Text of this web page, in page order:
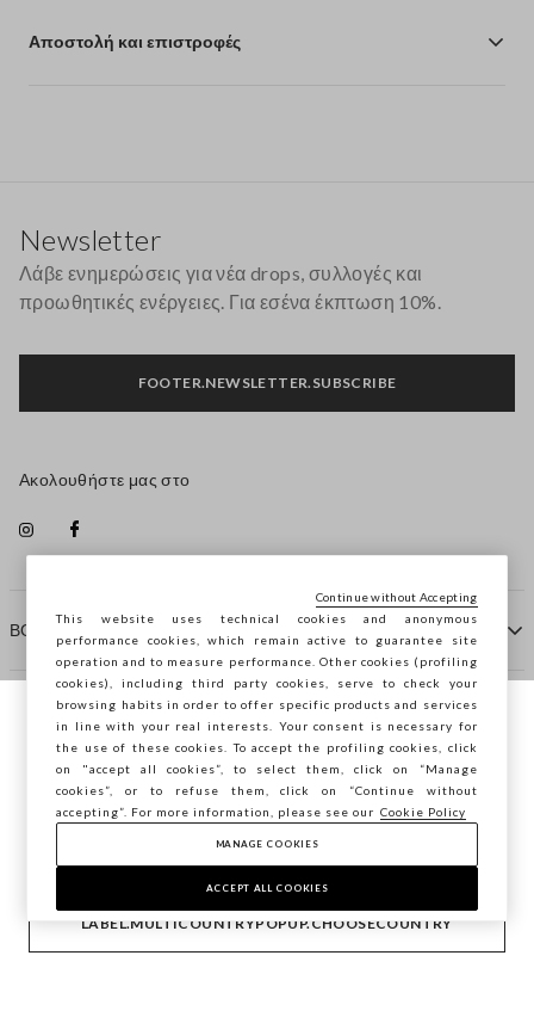
Αποστολή και επιστροφές
ΒΟΗΘΕΙΑ
ΠΡΑΚΤΟΡΕΙΟ
ΕΠΙΚΟΙΝΩΝΗΣΤΕ ΜΑΖΙ ΜΑΣ
Newsletter
Λάβε ενημερώσεις για νέα drops, συλλογές και
προωθητικές ενέργειες. Για εσένα έκπτωση 10%.
FOOTER.NEWSLETTER.SUBSCRIBE
Ακολουθήστε μας στο
Copyright © Ovs S.p.A. ΑΦΜ: 04240010274 - Εταιρικό
κεφάλαιο 290.923.470 -
Περιηγείστε στο STEFANEL Ελλάδας, θέλετε
να αποθηκεύσετε την τοποθεσία σας;
ΕΠΙΒΕΒΑΊΩΣΗ
LABEL.MULTICOUNTRYPOPUP.CHOOSECOUNTRY
footer.item.country Ελλάδα
This website uses technical cookies and anonymous
performance cookies, which remain active to guarantee site
operation and to measure performance. Other cookies (profiling
cookies), including third party cookies, serve to check your
browsing habits in order to offer specific products and services
in line with your real interests. Your consent is necessary for
the use of these cookies. To accept the profiling cookies, click
on "accept all cookies”, to select them, click on “Manage
cookies”, or to refuse them, click on “Continue without
accepting”. For more information, please see our Cookie Policy
MANAGE COOKIES
ACCEPT ALL COOKIES
Continue without Accepting